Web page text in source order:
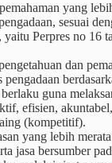
yang
sesuai
yaitu Perpres no 16
dan
guna
efisien,
(kompetitif).
yang lebih
jasa bersumber